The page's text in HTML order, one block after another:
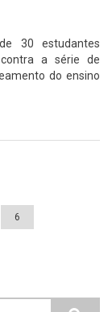
30 estudantes
a série de
do ensino
6